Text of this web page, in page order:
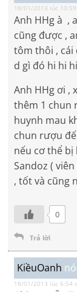
18/01/2013 lúc
Anh HHg à ,
cũng được ,
tôm thôi , cái
d gì đó hi hi
Anh HHg ơi ,
thêm 1 chun
huynh mau
chun rượu
nếu cơ thể bị
Sandoz (
, tốt và cũng
0
Trả lời
KiềuOanh
18/01/2013 lúc 6:54